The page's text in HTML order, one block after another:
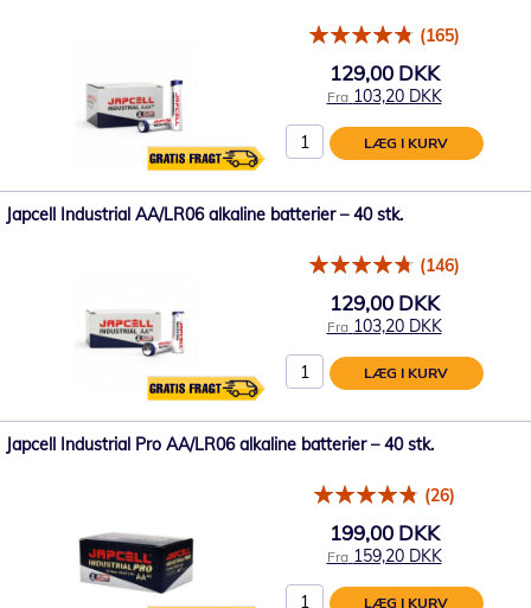
(165)
129,00 DKK
Fra 103,20 DKK
LÆG I KURV
Japcell Industrial AA/LR06 alkaline batterier – 40 stk.
(146)
129,00 DKK
Fra 103,20 DKK
LÆG I KURV
Japcell Industrial Pro AA/LR06 alkaline batterier – 40 stk.
(26)
199,00 DKK
Fra 159,20 DKK
LÆG I KURV